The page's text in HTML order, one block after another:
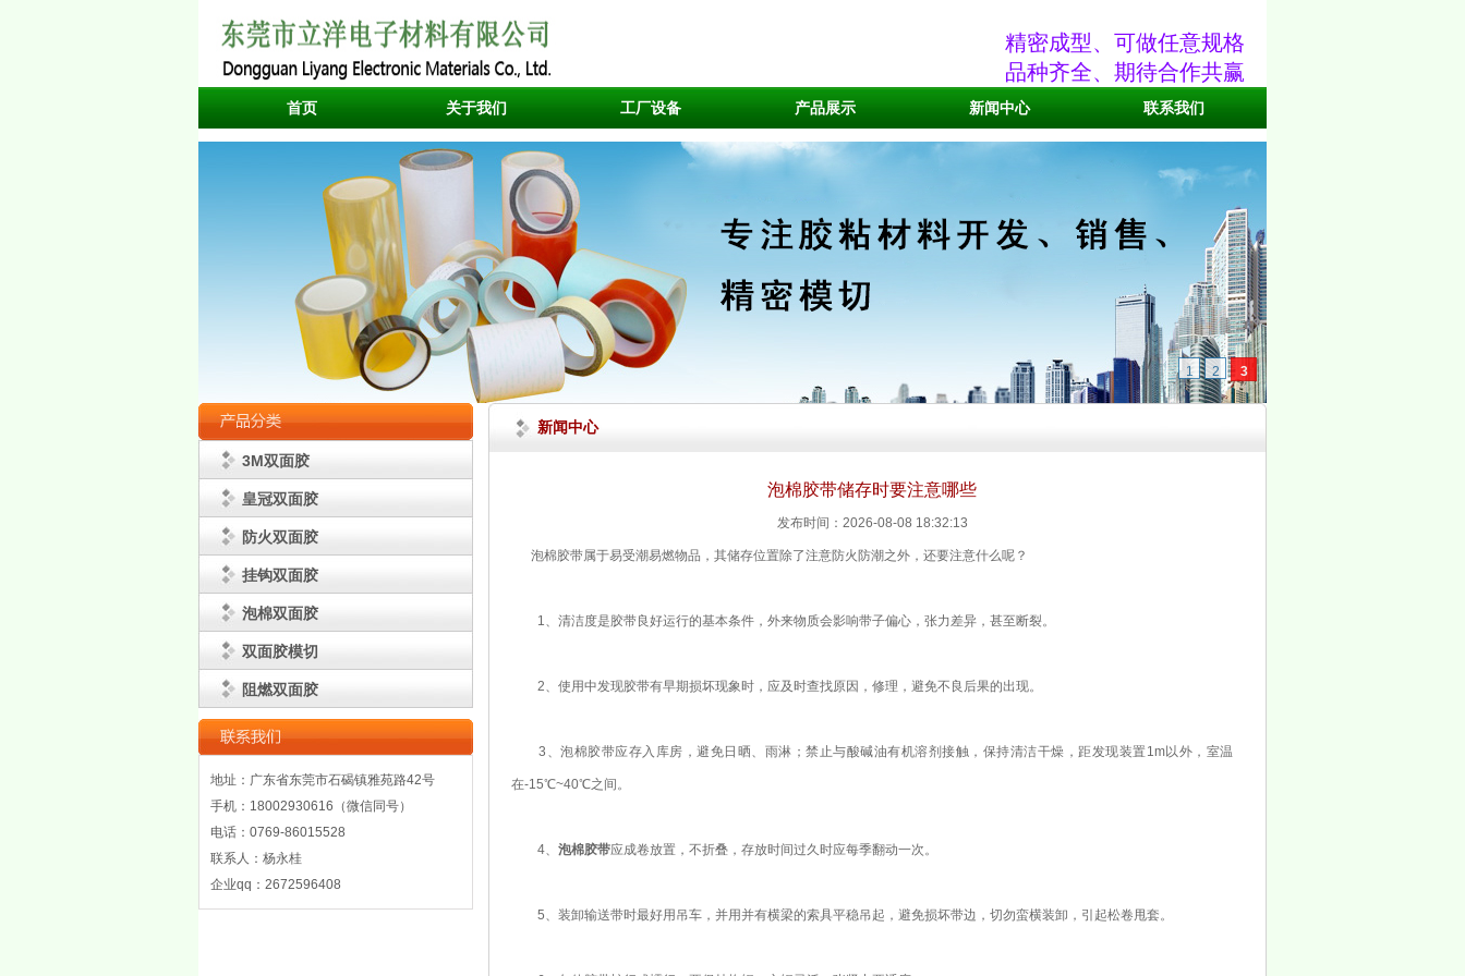
精密成型、可做任意规格
品种齐全、期待合作共赢
首页 关于我们 工厂设备 产品展示 新闻中心 联系我们
1 2 3
3M双面胶
皇冠双面胶
防火双面胶
挂钩双面胶
泡棉双面胶
双面胶模切
阻燃双面胶
地址：广东省东莞市石碣镇雅苑路42号
手机：18002930616（微信同号）
电话：0769-86015528
联系人：杨永桂
企业qq：2672596408
新闻中心
泡棉胶带储存时要注意哪些
发布时间：2026-08-08 18:32:13
泡棉胶带属于易受潮易燃物品，其储存位置除了注意防火防潮之外，还要注意什么呢？
1、清洁度是胶带良好运行的基本条件，外来物质会影响带子偏心，张力差异，甚至断裂。
2、使用中发现胶带有早期损坏现象时，应及时查找原因，修理，避免不良后果的出现。
3、泡棉胶带应存入库房，避免日晒、雨淋；禁止与酸碱油有机溶剂接触，保持清洁干燥，距发现装置1m以外，室温
在-15℃~40℃之间。
4、 泡棉胶带应成卷放置，不折叠，存放时间过久时应每季翻动一次。
5、装卸输送带时最好用吊车，并用并有横梁的索具平稳吊起，避免损坏带边，切勿蛮横装卸，引起松卷甩套。